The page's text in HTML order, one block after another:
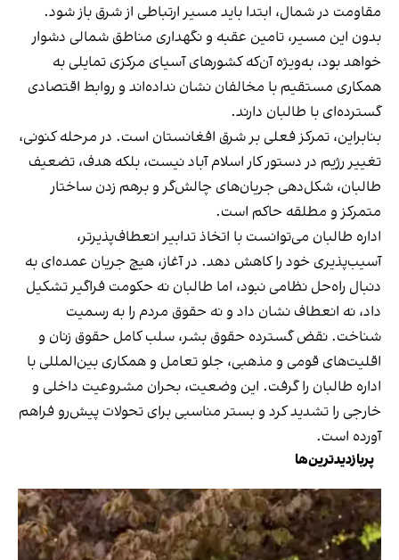
مقاومت در شمال، ابتدا باید مسیر ارتباطی از شرق باز شود.
بدون این مسیر، تامین عقبه و نگهداری مناطق شمالی دشوار
خواهد بود، به‌ویژه آن‌که کشورهای آسیای مرکزی تمایلی به
همکاری مستقیم با مخالفان نشان نداده‌اند و روابط اقتصادی
گسترده‌ای با طالبان دارند.
بنابراین، تمرکز فعلی بر شرق افغانستان است. در مرحله کنونی،
تغییر رژیم در دستور کار اسلام آباد نیست، بلکه هدف، تضعیف
طالبان، شکل‌دهی جریان‌های چالش‌گر و برهم زدن ساختار
متمرکز و مطلقه حاکم است.
اداره طالبان می‌توانست با اتخاذ تدابیر انعطاف‌پذیرتر،
آسیب‌پذیری خود را کاهش دهد. در آغاز، هیچ جریان عمده‌ای به
دنبال راه‌حل نظامی نبود، اما طالبان نه حکومت فراگیر تشکیل
داد، نه انعطاف نشان داد و نه حقوق مردم را به رسمیت
شناخت. نقض گسترده حقوق بشر، سلب کامل حقوق زنان و
اقلیت‌های قومی و مذهبی، جلو تعامل و همکاری بین‌المللی با
اداره طالبان را گرفت. این وضعیت، بحران مشروعیت داخلی و
خارجی را تشدید کرد و بستر مناسبی برای تحولات پیش‌رو فراهم
آورده است.
پربازدیدترین‌ها